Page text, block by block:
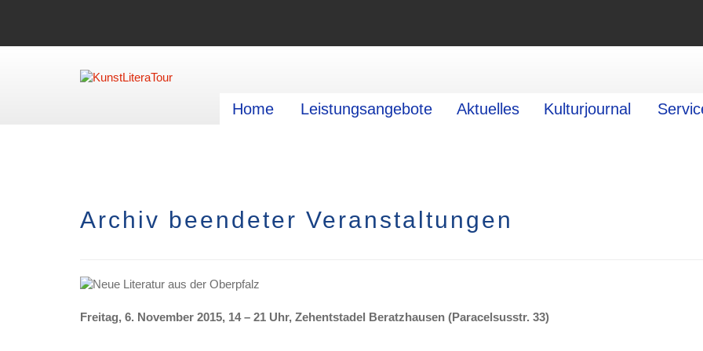
Home Leistungsangebote Aktuelles Kulturjournal
Archiv beendeter Veranstaltungen
Freitag, 6. November 2015, 14 – 21 Uhr, Zehentstadel Beratzhausen (Paracelsusstr. 33)